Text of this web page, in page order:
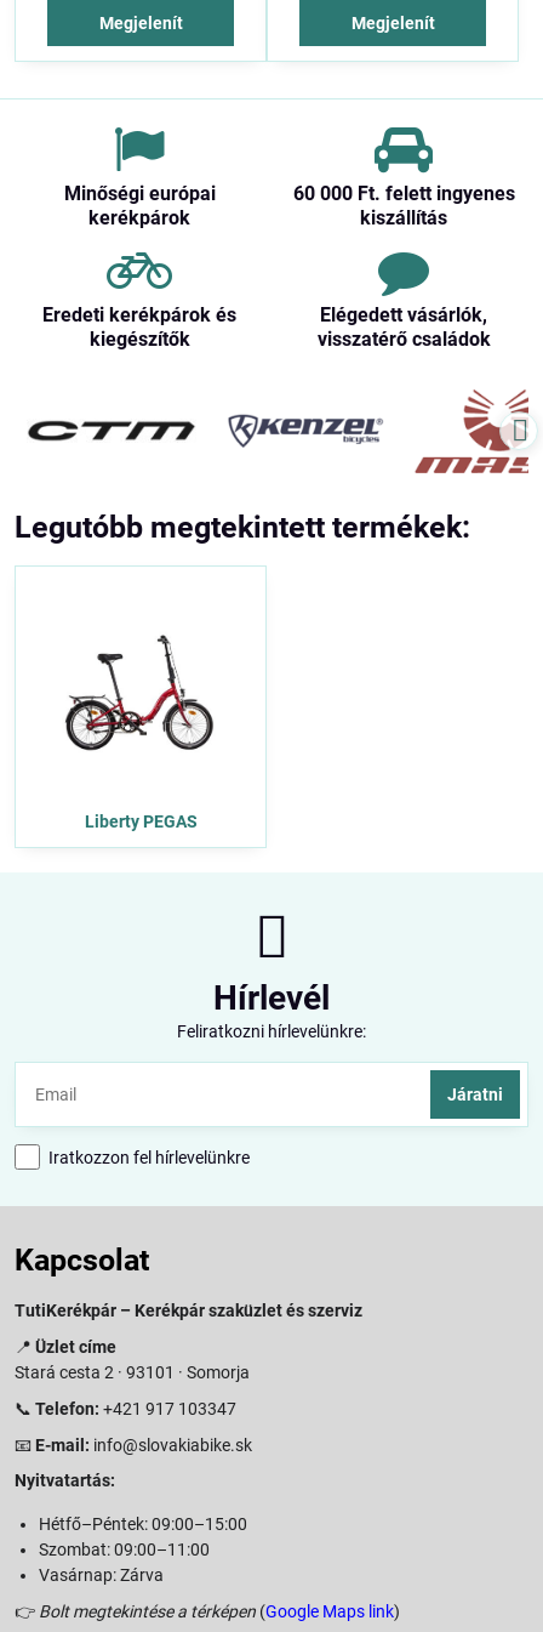
Megjelenít Megjelenít
Minőségi európai
kerékpárok
60 000 Ft​. felett ingyenes
kiszállítás
Eredeti kerékpárok és
kiegészítők
Elégedett vásárlók,
visszatérő családok
Legutóbb megtekintett termékek:
Liberty PEGAS
Hírlevél
Feliratkozni hírlevelünkre:
Járatni
Iratkozzon fel hírlevelünkre
Kapcsolat
TutiKerékpár – Kerékpár szaküzlet és szerviz
📍 Üzlet címe
Stará cesta 2 · 93101 · Somorja
📞 Telefon: +421 917 103347
📧 E-mail: info@slovakiabike.sk
Nyitvatartás:
Hétfő–Péntek: 09:00–15:00
Szombat: 09:00–11:00
Vasárnap: Zárva
👉 Bolt megtekintése a térképen (Google Maps link)